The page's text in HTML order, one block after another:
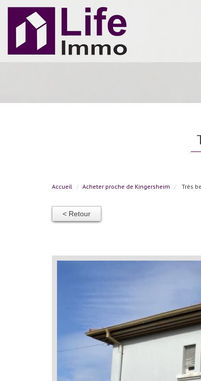
Accueil Acheter proche de Kingersheim Très
< Retour